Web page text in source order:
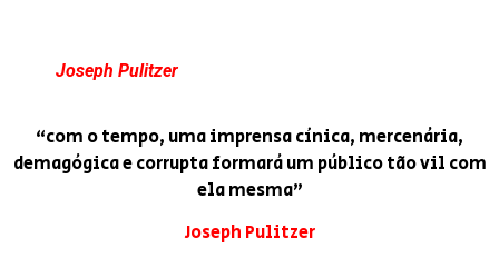
Joseph Pulitzer
“com o tempo, uma imprensa cínica, mercenária,
demagógica e corrupta formará um público tão vil com
ela mesma”
Joseph Pulitzer